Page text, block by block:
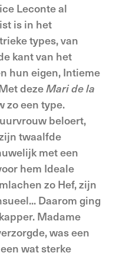
Leconte al
is in het
types, van
kant van het
hun eigen, Intieme
dezeMari de la
zo een type.
beloert,
twaalfde
met een
hem Ideale
zo Hef, zijn
Daarom ging
Madame
was een
wat sterke